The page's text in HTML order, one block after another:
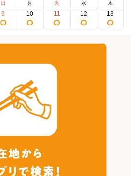
日
9
月
10
火
11
水
12
木
13